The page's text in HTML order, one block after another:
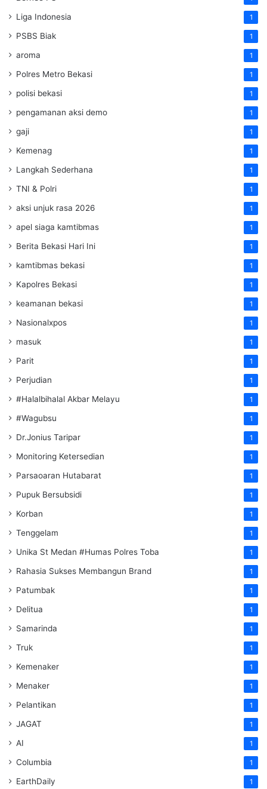
Liga Indonesia 1
PSBS Biak 1
aroma 1
Polres Metro Bekasi 1
polisi bekasi 1
pengamanan aksi demo 1
gaji 1
Kemenag 1
Langkah Sederhana 1
TNI & Polri 1
aksi unjuk rasa 2026 1
apel siaga kamtibmas 1
Berita Bekasi Hari Ini 1
kamtibmas bekasi 1
Kapolres Bekasi 1
keamanan bekasi 1
Nasionalxpos 1
masuk 1
Parit 1
Perjudian 1
#Halalbihalal Akbar Melayu 1
#Wagubsu 1
Dr.Jonius Taripar 1
Monitoring Ketersedian 1
Parsaoaran Hutabarat 1
Pupuk Bersubsidi 1
Korban 1
Tenggelam 1
Unika St Medan #Humas Polres Toba 1
Rahasia Sukses Membangun Brand 1
Patumbak 1
Delitua 1
Samarinda 1
Truk 1
Kemenaker 1
Menaker 1
Pelantikan 1
JAGAT 1
AI 1
Columbia 1
EarthDaily 1